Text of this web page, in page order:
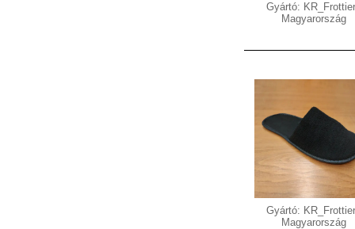
Gyártó:
Magyarország
Gyártó:
Magyarország